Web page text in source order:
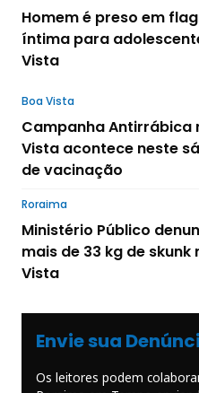
Homem é preso em
íntima para
Vista
Boa Vista
Campanha Antirrábica
Vista acontece neste
de vacinação
Roraima
Ministério Público
mais de 33 kg de
Vista
Envie sua
Os leitores podem